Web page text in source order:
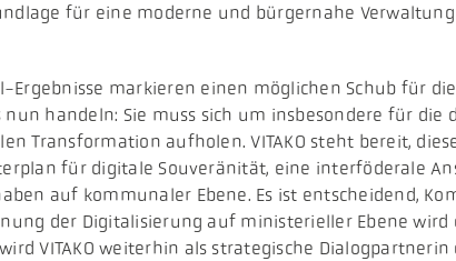
für eine moderne und bürgernahe
Ergebnisse markieren einen möglichen Schub für die
handeln: Sie muss sich um insbesondere für die
Transformation aufholen. VITAKO steht bereit,
für digitale Souveränität, eine interföderale
auf kommunaler Ebene. Es ist entscheidend,
der Digitalisierung auf ministerieller Ebene wird
VITAKO weiterhin als strategische